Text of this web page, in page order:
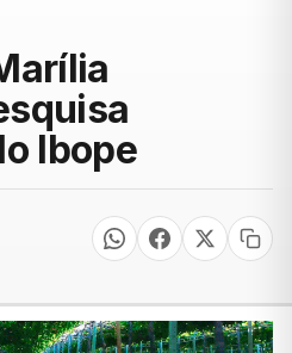
Ibope